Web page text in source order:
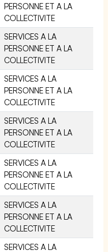
PERSONNE ET A LA
COLLECTIVITE
SERVICES A LA
PERSONNE ET A LA
COLLECTIVITE
SERVICES A LA
PERSONNE ET A LA
COLLECTIVITE
SERVICES A LA
PERSONNE ET A LA
COLLECTIVITE
SERVICES A LA
PERSONNE ET A LA
COLLECTIVITE
SERVICES A LA
PERSONNE ET A LA
COLLECTIVITE
SERVICES A LA